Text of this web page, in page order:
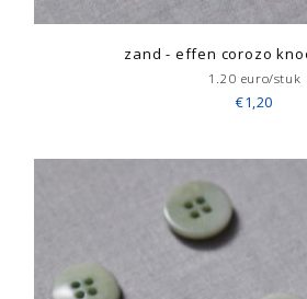
zand - effen corozo
1.20 euro/stuk
€1,20